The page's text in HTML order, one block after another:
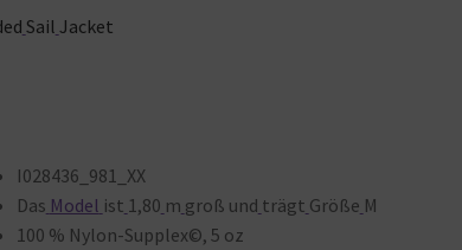
Sail Jacket
I028436_981_XX
Das Model ist 1,80 m groß und trägt Größe M
100 % Nylon-Supplex©, 5 oz